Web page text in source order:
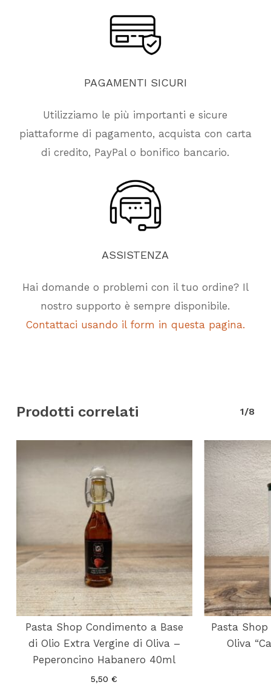
PAGAMENTI SICURI
Utilizziamo le più importanti e sicure
piattaforme di pagamento, acquista con carta
di credito, PayPal o bonifico bancario.
ASSISTENZA
Hai domande o problemi con il tuo ordine? Il
nostro supporto è sempre disponibile.
Contattaci usando il form in questa pagina.
Prodotti correlati 1/8
Pasta Shop Condimento a Base
di Olio Extra Vergine di Oliva –
Peperoncino Habanero 40ml
5,50€
Pasta
Oliva